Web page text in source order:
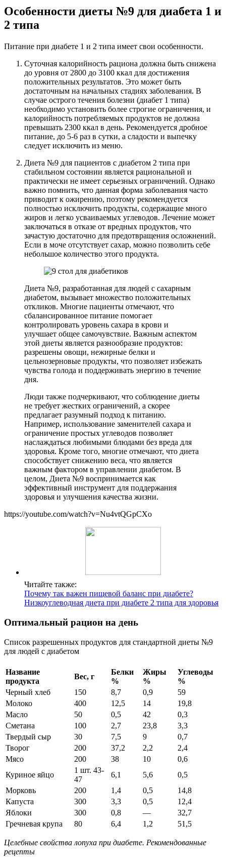
Особенности диеты №9 для диабета 1 и
2 типа
Питание при диабете 1 и 2 типа имеет свои особенности.
Суточная калорийность рациона должна быть снижена
до уровня от 2800 до 3100 ккал для достижения
положительных результатов. Это может быть
достаточным на начальных стадиях заболевания. В
случае острого течения болезни (диабет 1 типа)
необходимо установить более строгие ограничения, и
калорийность потребляемых продуктов не должна
превышать 2300 ккал в день. Рекомендуется дробное
питание, до 5-6 раз в сутки, а сладости и выпечку
следует исключить из меню.
Диета №9 для пациентов с диабетом 2 типа при
стабильном состоянии является рациональной и
практически не имеет серьезных ограничений. Однако
важно помнить, что данная форма заболевания часто
приводит к ожирению, поэтому рекомендуется
полностью исключить продукты, содержащие много
жиров и легко усваиваемых углеводов. Лечение может
заключаться в отказе от вредных продуктов, что
зачастую достаточно для предотвращения осложнений.
Если в моче отсутствует сахар, можно позволить себе
небольшое количество этого продукта.
Диета №9, разработанная для людей с сахарным
диабетом, вызывает множество положительных
откликов. Многие пациенты отмечают, что
сбалансированное питание помогает
контролировать уровень сахара в крови и
улучшает общее самочувствие. Важным аспектом
этой диеты является разнообразие продуктов:
разрешены овощи, нежирные белки и
цельнозерновые продукты, что позволяет избежать
чувства голода и поддерживать энергию в течение
дня.
Люди также подчеркивают, что соблюдение диеты
не требует жестких ограничений, а скорее
предлагает разумный подход к питанию.
Например, использование заменителей сахара и
ограничение простых углеводов позволяет
наслаждаться любимыми блюдами без вреда для
здоровья. Кроме того, многие отмечают, что диета
способствует снижению веса, что является
важным фактором в управлении диабетом. В
целом, Диета №9 воспринимается как
эффективный инструмент для поддержания
здоровья и улучшения качества жизни.
https://youtube.com/watch?v=Nu4vtQGpCXo
Читайте также:
Почему так важен пищевой баланс при диабете?
Низкоуглеводная диета при диабете 2 типа для здоровья
Оптимальный рацион на день
Список разрешенных продуктов для стандартной диеты №9
для людей с диабетом
Название
продукта
Вес, г
Белки
%
Жиры
%
Углеводы
%
Черный хлеб
150 8,7 0,9
59
Молоко
400 12,5 14
19,8
Масло
50 0,5 42
0,3
Сметана
100 2,7 23,8
3,3
Твердый сыр
30 7,5 9
0,7
Творог
200 37,2 2,2
2,4
Мясо
200 38 10
0,6
Куриное яйцо
1 шт. 43-
47
6,1 5,6
0,5
Морковь
200 1,4 0,5
14,8
Капуста
300 3,3 0,5
12,4
Яблоки
300 0,8 —
32,7
Гречневая крупа
80 6,4 1,2 51,5
Целебные свойства лопуха при диабете. Рекомендованные
рецепты